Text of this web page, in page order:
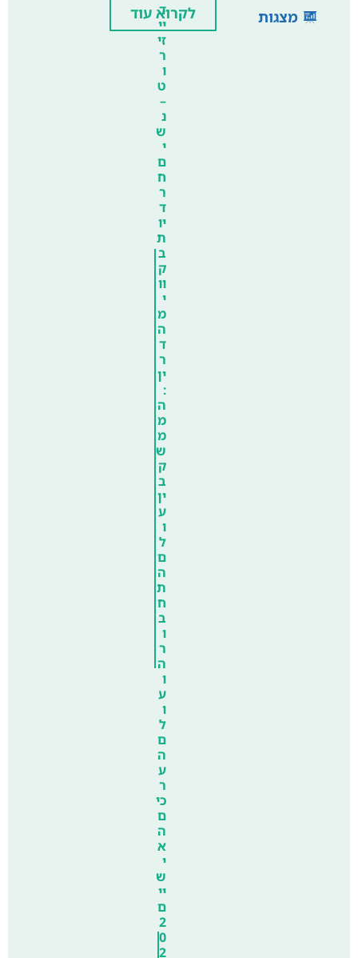
מצגות
ד
יי
זי
ר
ו
ט
–
נ
ש
י
ם
ח
ר
ד
יו
ת
ב
ק
וו
י
מ
ה
ד
ר
ין
:
ה
מ
מ
ש
ק
ב
ין
ע
ו
ל
ם
ה
ת
ח
ב
ו
ר
ה
ו
ע
ו
ל
ם
ה
ע
ר
כי
ם
ה
א
י
ש
יי
ם
2
0
2
לקרוא עוד